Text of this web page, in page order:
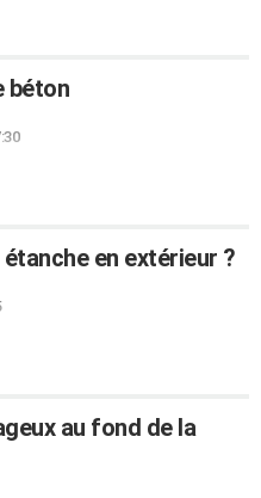
béton
en extérieur ?
au fond de la